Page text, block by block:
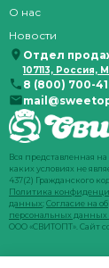
О нас
Новости
Отдел
107113, Россия,
8 (800) 700-
Вся представленная
каких условиях не
437(2) Гражданского
Политика
данных; Согласие на
персональных данных
ООО «СВИТОПТ». Сайт